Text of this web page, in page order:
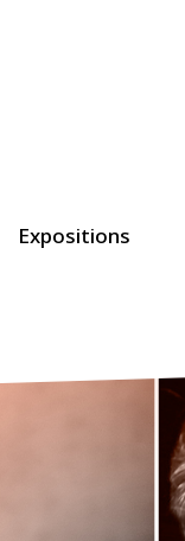
Expositions